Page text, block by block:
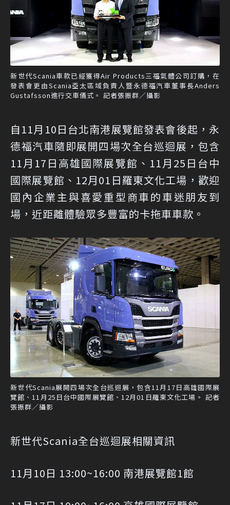
新世代Scania車款已經獲得Air Products三福氣體公司訂購，在
發表會更由Scania亞太區域負責人暨永德福汽車董事長Anders
Gustafsson進行交車儀式。 記者張振群／攝影
自11月10日台北南港展覽館發表會後起，永
德福汽車隨即展開四場次全台巡迴展，包含
11月17日高雄國際展覽館、11月25日台中
國際展覽館、12月01日羅東文化工場，歡迎
國內企業主與喜愛重型商車的車迷朋友到
場，近距離體驗眾多豐富的卡拖車車款。
新世代Scania展開四場次全台巡迴展，包含11月17日高雄國際展
覽館、11月25日台中國際展覽館、12月01日羅東文化工場。 記者
張振群／攝影
新世代Scania全台巡迴展相關資訊
11月10日 13:00~16:00 南港展覽館1館